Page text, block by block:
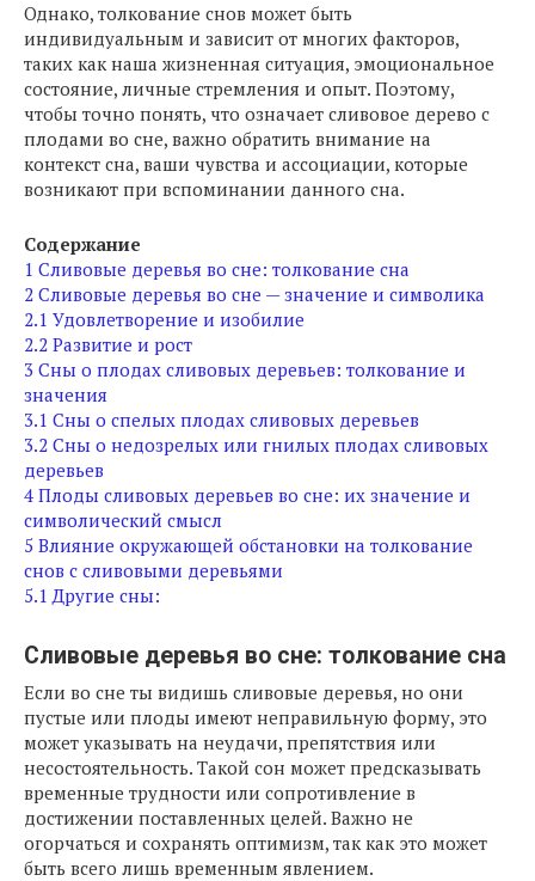
Однако, толкование снов может быть
индивидуальным и зависит от многих факторов,
таких как наша жизненная ситуация, эмоциональное
состояние, личные стремления и опыт. Поэтому,
чтобы точно понять, что означает сливовое дерево с
плодами во сне, важно обратить внимание на
контекст сна, ваши чувства и ассоциации, которые
возникают при вспоминании данного сна.
Содержание
1 Сливовые деревья во сне: толкование сна
2 Сливовые деревья во сне — значение и символика
2.1 Удовлетворение и изобилие
2.2 Развитие и рост
3 Сны о плодах сливовых деревьев: толкование и
значения
3.1 Сны о спелых плодах сливовых деревьев
3.2 Сны о недозрелых или гнилых плодах сливовых
деревьев
4 Плоды сливовых деревьев во сне: их значение и
символический смысл
5 Влияние окружающей обстановки на толкование
снов с сливовыми деревьями
5.1 Другие сны:
Сливовые деревья во сне: толкование сна
Если во сне ты видишь сливовые деревья, но они
пустые или плоды имеют неправильную форму, это
может указывать на неудачи, препятствия или
несостоятельность. Такой сон может предсказывать
временные трудности или сопротивление в
достижении поставленных целей. Важно не
огорчаться и сохранять оптимизм, так как это может
быть всего лишь временным явлением.